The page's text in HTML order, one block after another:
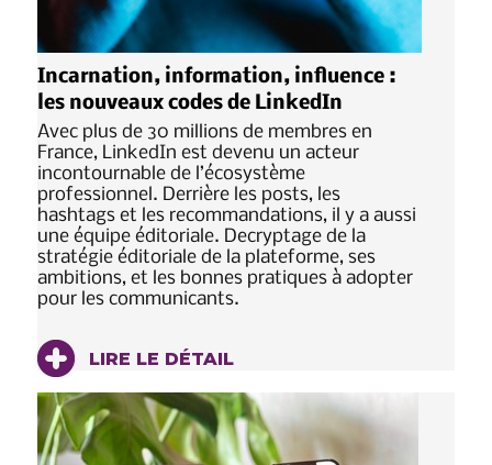
Incarnation, information, influence :
les nouveaux codes de LinkedIn
Avec plus de 30 millions de membres en
France, LinkedIn est devenu un acteur
incontournable de l’écosystème
professionnel. Derrière les posts, les
hashtags et les recommandations, il y a aussi
une équipe éditoriale. Decryptage de la
stratégie éditoriale de la plateforme, ses
ambitions, et les bonnes pratiques à adopter
pour les communicants.
LIRE LE DÉTAIL